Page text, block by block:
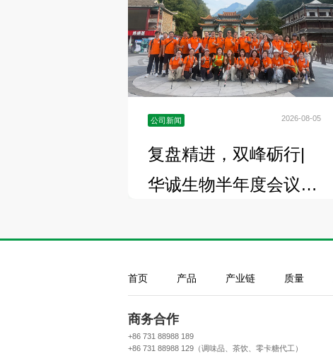
公司新闻 2026-08-05
复盘精进，双峰砺行|
华诚生物半年度会议圆
首页 产品 产业链 质量
商务合作
+86 731 88988 189
+86 731 88988 129（调味品、茶饮、零卡糖代工）